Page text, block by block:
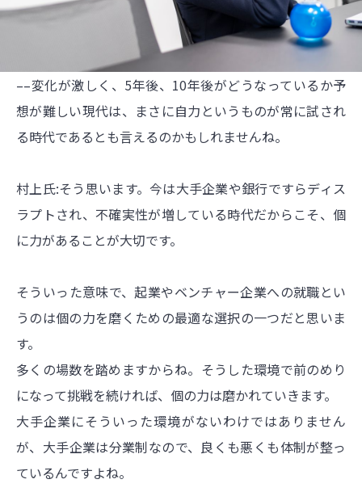
––変化が激しく、5年後、10年後がどうなっているか予
想が難しい現代は、まさに自力というものが常に試され
る時代であるとも言えるのかもしれませんね。
村上氏:そう思います。今は大手企業や銀行ですらディス
ラプトされ、不確実性が増している時代だからこそ、個
に力があることが大切です。
そういった意味で、起業やベンチャー企業への就職とい
うのは個の力を磨くための最適な選択の一つだと思いま
す。
多くの場数を踏めますからね。そうした環境で前のめり
になって挑戦を続ければ、個の力は磨かれていきます。
大手企業にそういった環境がないわけではありません
が、大手企業は分業制なので、良くも悪くも体制が整っ
ているんですよね。